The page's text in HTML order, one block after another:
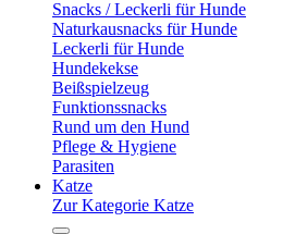
Snacks / Leckerli für Hunde
Naturkausnacks für Hunde
Leckerli für Hunde
Hundekekse
Beißspielzeug
Funktionssnacks
Rund um den Hund
Pflege & Hygiene
Parasiten
Katze
Zur Kategorie Katze